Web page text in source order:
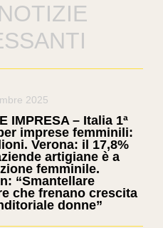
2025
IMPRESA – Italia 1ª
imprese femminili:
Verona: il 17,8%
artigiane è a
femminile.
“Smantellare
che frenano crescita
donne”